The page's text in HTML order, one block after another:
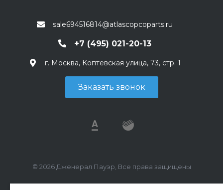
sale694516814@atlascopcoparts.ru
+7 (495) 021-20-13
г. Москва, Коптевская улица, 73, стр. 1
Заказать звонок
© 2026 Дженерал Пауэр, Все права защищены